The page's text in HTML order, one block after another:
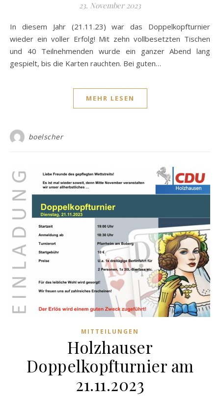
23. November 2023
In diesem Jahr (21.11.23) war das Doppelkopfturnier
wieder ein voller Erfolg! Mit zehn vollbesetzten Tischen
und 40 Teilnehmenden wurde ein ganzer Abend lang
gespielt, bis die Karten rauchten. Bei guten…
MEHR LESEN
boelscher
MITTEILUNGEN
Holzhauser
Doppelkopfturnier am
21.11.2023